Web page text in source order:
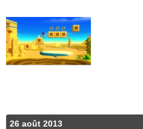
26 août 2013